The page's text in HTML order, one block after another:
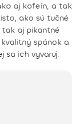
aj kofeín, a tak
ako sú tučné
aj pikantné
spánok a
sa ich vyvaruj.